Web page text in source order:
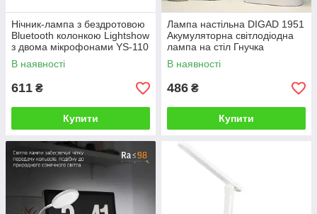
Нічник-лампа з бездротовою
Bluetooth колонкою Lightshow
з двома мікрофонами YS-110
В наявності
611 ₴
Купити
Лампа настільна DIGAD 1951
Акумуляторна світлодіодна
лампа на стіл Гнучка
настільна лампа
В наявності
486 ₴
Купити